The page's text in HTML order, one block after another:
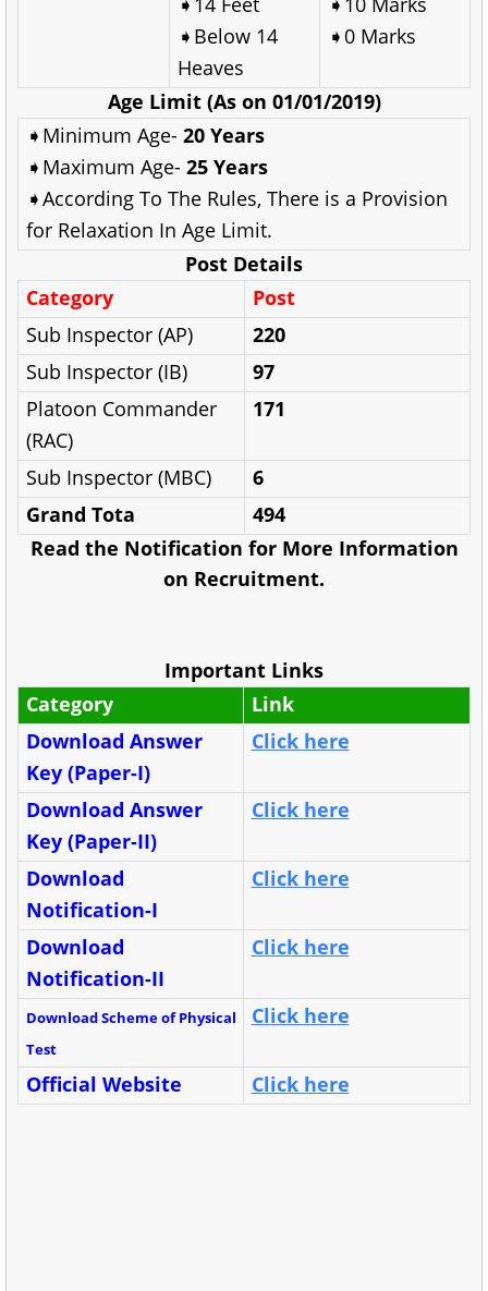
➧Below 14
Heaves
➧0 Marks
Age Limit (As on 01/01/2019)
➧ Minimum Age- 20 Years
➧ Maximum Age- 25 Years
➧According To The Rules, There is a Provision
for Relaxation In Age Limit.
Post Details
Category
Post
Sub Inspector (AP)
220
Sub Inspector (IB)
97
Platoon Commander
(RAC)
171
Sub Inspector (MBC)
6
Grand Tota
494
Read the Notification for More Information
on Recruitment.
Important Links
Category
Link
Download Answer
Key (Paper-I)
Click here
Download Answer
Key (Paper-II)
Click here
Download
Notification-I
Click here
Download
Notification-II
Click here
DownloadScheme of Physical
Test
Click here
Official Website Click here